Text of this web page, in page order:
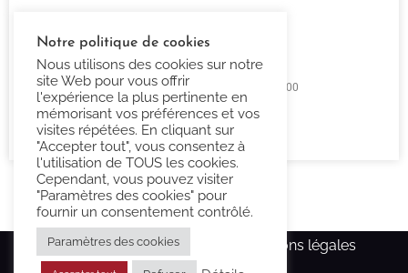
23 Boulevard de Guizard 12500 Espalion
Lundi au Vendredi 9h00 -12h00 / 14h00 - 18h00
Fermé Samedi et Dimanche
Copyright Confort-3000.fr – Mentions légales
Notre politique de cookies
Nous utilisons des cookies sur notre
site Web pour vous offrir
l'expérience la plus pertinente en
mémorisant vos préférences et vos
visites répétées. En cliquant sur
"Accepter tout", vous consentez à
l'utilisation de TOUS les cookies.
Cependant, vous pouvez visiter
"Paramètres des cookies" pour
fournir un consentement contrôlé.
Paramètres des cookies